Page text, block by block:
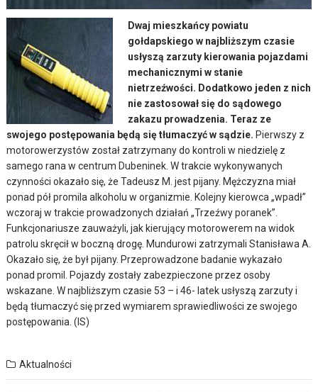
Dwaj mieszkańcy powiatu
gołdapskiego w najbliższym czasie
usłyszą zarzuty kierowania pojazdami
mechanicznymi w stanie
nietrzeźwości. Dodatkowo jeden z nich
nie zastosował się do sądowego
zakazu prowadzenia. Teraz ze
swojego postępowania będą się tłumaczyć w sądzie. Pierwszy z
motorowerzystów został zatrzymany do kontroli w niedzielę z
samego rana w centrum Dubeninek. W trakcie wykonywanych
czynności okazało się, że Tadeusz M. jest pijany. Mężczyzna miał
ponad pół promila alkoholu w organizmie. Kolejny kierowca „wpadł”
wczoraj w trakcie prowadzonych działań „Trzeźwy poranek”.
Funkcjonariusze zauważyli, jak kierujący motorowerem na widok
patrolu skręcił w boczną drogę. Mundurowi zatrzymali Stanisława A.
Okazało się, że był pijany. Przeprowadzone badanie wykazało
ponad promil. Pojazdy zostały zabezpieczone przez osoby
wskazane. W najbliższym czasie 53 – i 46- latek usłyszą zarzuty i
będą tłumaczyć się przed wymiarem sprawiedliwości ze swojego
postępowania. (IS)
Aktualności